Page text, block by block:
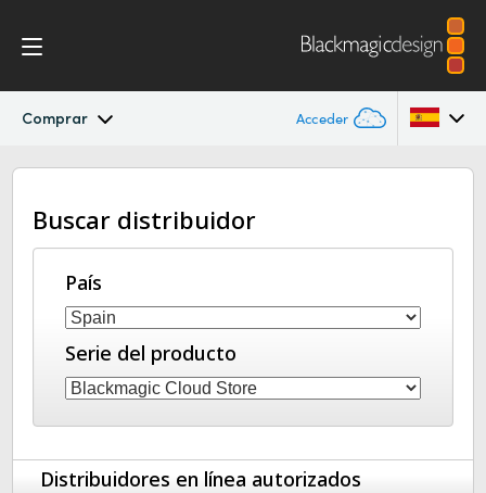
Comprar Acceder
Blackmagic Cloud Backup
Especificaciones
Australia
Austria
Brazil
Canada
Denmark
Buscar distribuidor
País
Serie del producto
Distribuidores en línea autorizados